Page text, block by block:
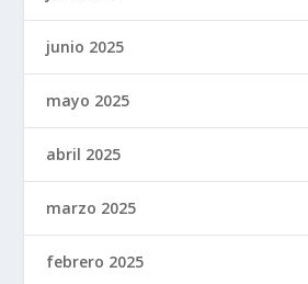
junio 2025
mayo 2025
abril 2025
marzo 2025
febrero 2025